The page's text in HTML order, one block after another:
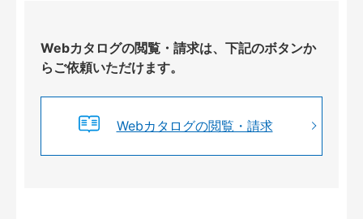
Webカタログの閲覧・請求は、下記のボタンか
らご依頼いただけます。
Webカタログの閲覧・請求